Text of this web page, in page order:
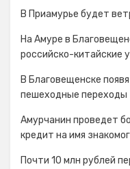
В Приамурье будет
На Амуре в
российско-китайские
В Благовещенске
пешеходные переходы
Амурчанин проведет
кредит на имя
Почти 10 млн рублей